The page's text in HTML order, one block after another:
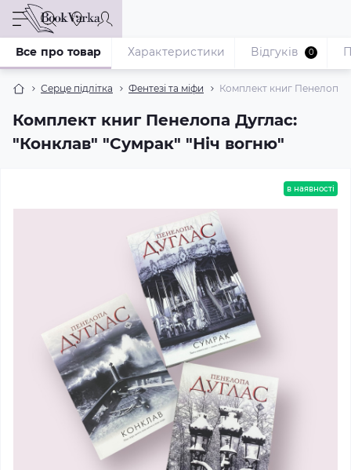
Серце підлітка Фентезі та міфи Комплект книг Пенелопа
Комплект книг Пенелопа Дуглас:
"Конклав" "Сумрак" "Ніч вогню"
Все про товар Характеристики Відгуків 0
в наявності